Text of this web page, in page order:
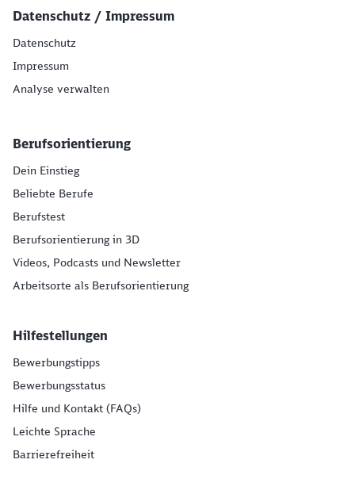
Datenschutz / Impressum
Datenschutz
Impressum
Analyse verwalten
Berufsorientierung
Dein Einstieg
Beliebte Berufe
Berufstest
Berufsorientierung in 3D
Videos, Podcasts und Newsletter
Arbeitsorte als Berufsorientierung
Hilfestellungen
Bewerbungstipps
Bewerbungsstatus
Hilfe und Kontakt (FAQs)
Leichte Sprache
Barrierefreiheit